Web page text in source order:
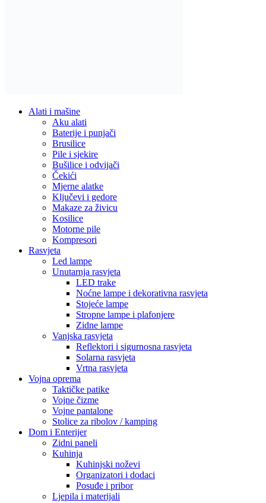
Alati i mašine
Aku alati
Baterije i punjači
Brusilice
Pile i sjekire
Bušilice i odvijači
Čekići
Mjerne alatke
Ključevi i gedore
Makaze za živicu
Kosilice
Motorne pile
Kompresori
Rasvjeta
Led lampe
Unutarnja rasvjeta
LED trake
Noćne lampe i dekorativna rasvjeta
Stojeće lampe
Stropne lampe i plafonjere
Zidne lampe
Vanjska rasvjeta
Reflektori i sigurnosna rasvjeta
Solarna rasvjeta
Vrtna rasvjeta
Vojna oprema
Taktičke patike
Vojne čizme
Vojne pantalone
Stolice za ribolov / kamping
Dom i Enterijer
Zidni paneli
Kuhinja
Kuhinjski noževi
Organizatori i dodaci
Posuđe i pribor
Ljepila i materijali